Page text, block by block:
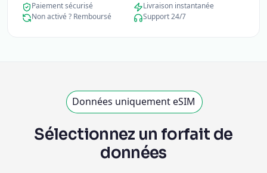
Paiement sécurisé
Livraison instantanée
Non activé ? Remboursé
Support 24/7
Données uniquement eSIM
Sélectionnez un forfait de
données